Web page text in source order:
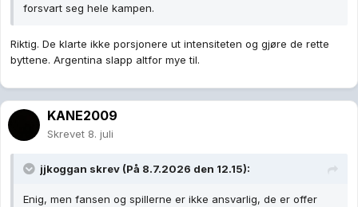
forsvart seg hele kampen.
Riktig. De klarte ikke porsjonere ut intensiteten og gjøre de rette
byttene. Argentina slapp altfor mye til.
KANE2009
Skrevet 8. juli
jjkoggan skrev (På 8.7.2026 den 12.15):
Enig, men fansen og spillerne er ikke ansvarlig, de er offer